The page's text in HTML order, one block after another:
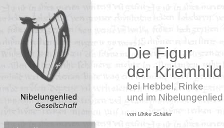
Die Figur
der Kriemhild
bei Hebbel, Rinke
und im Nibelungenlied
von Ulrike Schäfer